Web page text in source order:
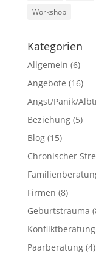
Workshop
Kategorien
Allgemein (6)
Angebote (16)
Angst/Panik/
Beziehung(5)
Blog(15)
Chronischer
Firmen (8)
Geburtstrauma
Konfliktberatung
Paarberatung(4)